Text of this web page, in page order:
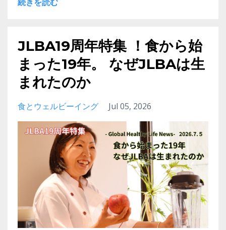
JLBA19周年特集 ！食から始
まった19年。 なぜJLBAは生
まれたのか
食とウェルビーイング Jul 05, 2026